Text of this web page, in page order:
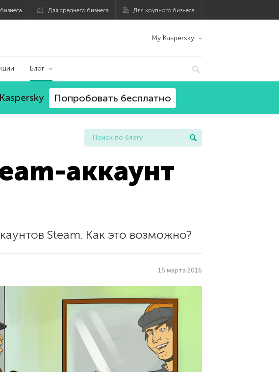
Для среднего бизнеса Для крупного бизнеса
My Kaspersky
Блог
Попробовать бесплатно
аккаунт
Steam. Как это возможно?
15 марта 2016